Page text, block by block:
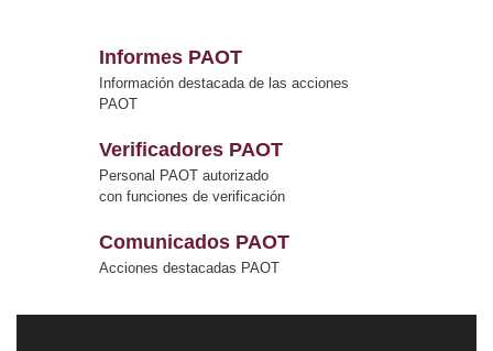
Informes PAOT
Información destacada de las acciones
PAOT
Verificadores PAOT
Personal PAOT autorizado
con funciones de verificación
Comunicados PAOT
Acciones destacadas PAOT